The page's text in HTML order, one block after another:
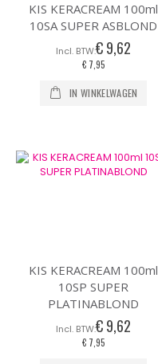
KIS KERACREAM 100ml
10SA SUPER ASBLOND
€ 9,62
€ 7,95
IN WINKELWAGEN
KIS KERACREAM 100ml
10SP SUPER
PLATINABLOND
€ 9,62
€ 7,95